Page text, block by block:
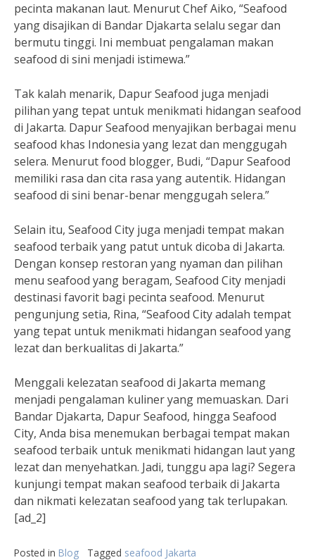
pecinta makanan laut. Menurut Chef Aiko, “Seafood
yang disajikan di Bandar Djakarta selalu segar dan
bermutu tinggi. Ini membuat pengalaman makan
seafood di sini menjadi istimewa.”
Tak kalah menarik, Dapur Seafood juga menjadi
pilihan yang tepat untuk menikmati hidangan seafood
di Jakarta. Dapur Seafood menyajikan berbagai menu
seafood khas Indonesia yang lezat dan menggugah
selera. Menurut food blogger, Budi, “Dapur Seafood
memiliki rasa dan cita rasa yang autentik. Hidangan
seafood di sini benar-benar menggugah selera.”
Selain itu, Seafood City juga menjadi tempat makan
seafood terbaik yang patut untuk dicoba di Jakarta.
Dengan konsep restoran yang nyaman dan pilihan
menu seafood yang beragam, Seafood City menjadi
destinasi favorit bagi pecinta seafood. Menurut
pengunjung setia, Rina, “Seafood City adalah tempat
yang tepat untuk menikmati hidangan seafood yang
lezat dan berkualitas di Jakarta.”
Menggali kelezatan seafood di Jakarta memang
menjadi pengalaman kuliner yang memuaskan. Dari
Bandar Djakarta, Dapur Seafood, hingga Seafood
City, Anda bisa menemukan berbagai tempat makan
seafood terbaik untuk menikmati hidangan laut yang
lezat dan menyehatkan. Jadi, tunggu apa lagi? Segera
kunjungi tempat makan seafood terbaik di Jakarta
dan nikmati kelezatan seafood yang tak terlupakan.
[ad_2]
Posted in Blog Tagged seafood Jakarta